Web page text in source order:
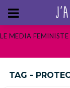
LE MEDIA
TAG -